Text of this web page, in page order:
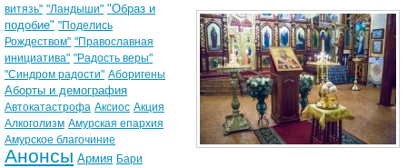
витязь" "Ландыши" "Образ и
подобие" "Поделись
Рождеством" "Православная
инициатива" "Радость веры"
"Синдром радости" Аборигены
Аборты и демография
Автокатастрофа Аксиос Акция
Алкоголизм Амурская епархия
Амурское благочиние
Анонсы Армия Бари